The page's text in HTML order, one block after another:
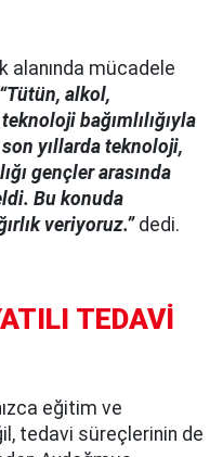
alanında mücadele
“Tütün, alkol,
bağımlılığıyla
yıllarda teknoloji,
gençler arasında
Bu konuda
veriyoruz.”dedi.
TEDAVİ
eğitim ve
tedavi süreçlerinin de